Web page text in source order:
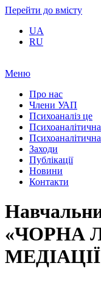
Перейти до вмісту
UA
RU
Меню
Про нас
Члени УАП
Психоаналіз це
Психоаналітична
Заходи
Публікації
Новини
Контакти
«ЧОРНА